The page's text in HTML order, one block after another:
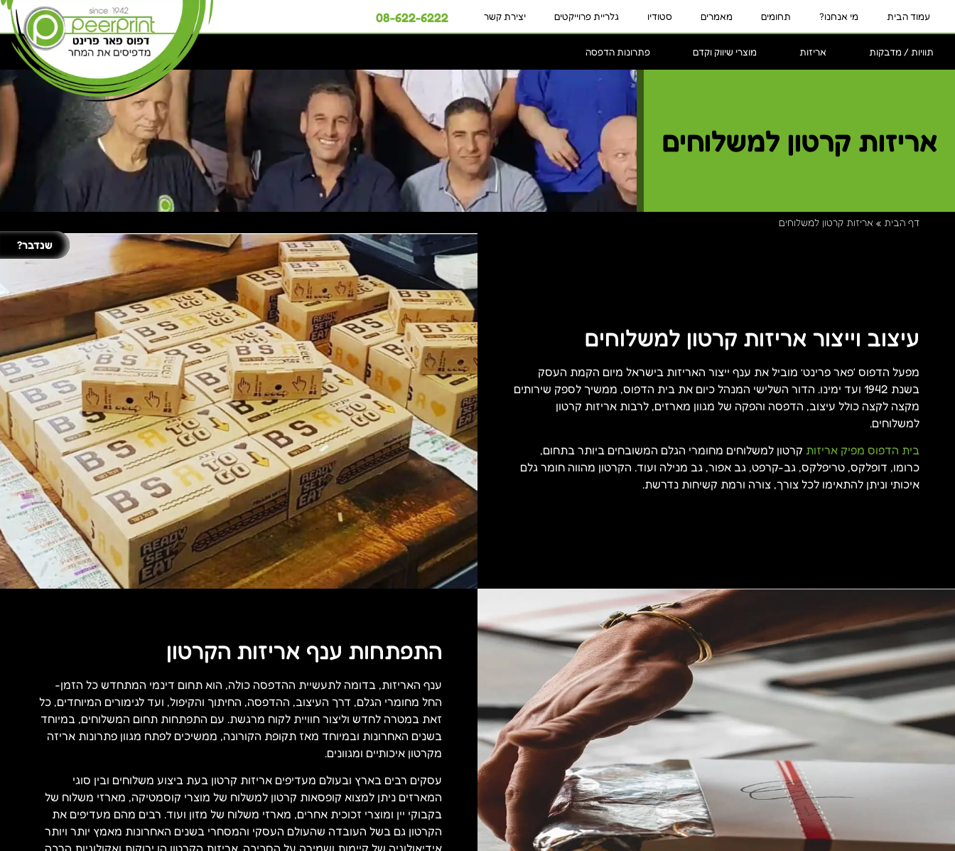
עמוד הבית מי אנחנו? תחומים מאמרים סטודיו גלריית פרוייקטים יצירת קשר 08-622-6222
תוויות / מדבקות אריזות מוצרי שיווק וקדם פתרונות הדפסה
שנדבר?
אריזות קרטון למשלוחים
דף הבית » אריזות קרטון למשלוחים
עיצוב וייצור אריזות קרטון למשלוחים
מפעל הדפוס ‘פאר פרינט’ מוביל את ענף ייצור האריזות בישראל מיום הקמת העסק
בשנת 1942 ועד ימינו. הדור השלישי המנהל כיום את בית הדפוס, ממשיך לספק שירותים
מקצה לקצה כולל עיצוב, הדפסה והפקה של מגוון מארזים, לרבות אריזות קרטון
למשלוחים.
בית הדפוס מפיק אריזות קרטון למשלוחים מחומרי הגלם המשובחים ביותר בתחום,
כרומו, דופלקס, טריפלקס, גב-קרפט, גב אפור, גב מנילה ועוד. הקרטון מהווה חומר גלם
איכותי וניתן להתאימו לכל צורך, צורה ורמת קשיחות נדרשת.
התפתחות ענף אריזות הקרטון
ענף האריזות, בדומה לתעשיית ההדפסה כולה, הוא תחום דינמי המתחדש כל הזמן-
החל מחומרי הגלם, דרך העיצוב, ההדפסה, החיתוך והקיפול, ועד לגימורים המיוחדים, כל
זאת במטרה לחדש וליצור חוויית לקוח מרגשת. עם התפתחות תחום המשלוחים, במיוחד
בשנים האחרונות ובמיוחד מאז תקופת הקורונה, ממשיכים לפתח מגוון פתרונות אריזה
מקרטון איכותיים ומגוונים.
עסקים רבים בארץ ובעולם מעדיפים אריזות קרטון בעת ביצוע משלוחים ובין סוגי
המארזים ניתן למצוא קופסאות קרטון למשלוח של מוצרי קוסמטיקה, מארזי משלוח של
בקבוקי יין ומוצרי זכוכית אחרים, מארזי משלוח של מזון ועוד. רבים מהם מעדיפים את
הקרטון גם בשל העובדה שהעולם העסקי והמסחרי בשנים האחרונות מאמץ יותר ויותר
אידיאולוגיה של קיימות ושמירה על הסביבה. אריזות הקרטון הן ירוקות ואקולוגיות הרבה